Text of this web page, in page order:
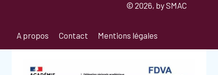
© 2026, by SMAC
A propos Contact Mentions légales